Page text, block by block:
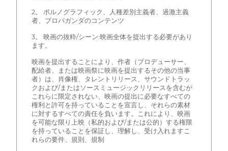
2。 ポルノグラフィック、人種差別主義者、過激主義
者、プロパガンダのコンテンツ
3。 映画の抜粋/シーン:映画全体を提出する必要があり
ます。
映画を提出することにより、作者（プロデューサー、
配給者、または映画祭に映画を提出するその他の当事
者）は、肖像権、タレントリリース、サウンドトラッ
クおよび/またはソースミュージックリリースを含むが
これらに限定されない、映画の提出に必要なすべての
権利と許可を持っていることを宣言し、それらの素材
に対するすべての責任を負います。これにより、映画
を可能な限り上映（私的および/または公的）する権限
を持っていることを保証し、理解し、受け入れますこ
れらの要件、規則、規制